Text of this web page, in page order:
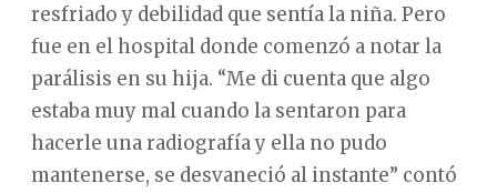
resfriado y debilidad que sentía la niña. Pero
fue en el hospital donde comenzó a notar la
parálisis en su hija. “Me di cuenta que algo
estaba muy mal cuando la sentaron para
hacerle una radiografía y ella no pudo
mantenerse, se desvaneció al instante” contó